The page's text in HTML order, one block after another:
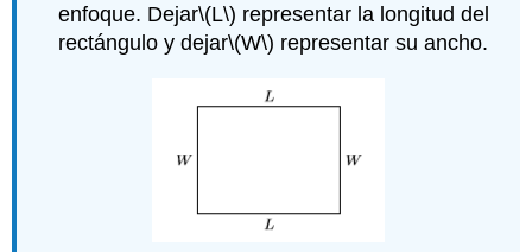
enfoque. Dejar\(L\) representar la longitud del
rectángulo y dejar\(W\) representar su ancho.